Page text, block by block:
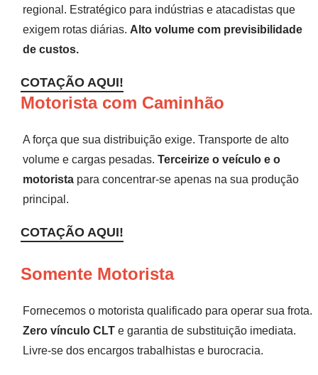
regional. Estratégico para indústrias e atacadistas que
exigem rotas diárias. Alto volume com previsibilidade
de custos.
COTAÇÃO AQUI!
Motorista com Caminhão
A força que sua distribuição exige. Transporte de alto
volume e cargas pesadas. Terceirize o veículo e o
motorista para concentrar-se apenas na sua produção
principal.
COTAÇÃO AQUI!
Somente Motorista
Fornecemos o motorista qualificado para operar sua frota.
Zero vínculo CLT e garantia de substituição imediata.
Livre-se dos encargos trabalhistas e burocracia.